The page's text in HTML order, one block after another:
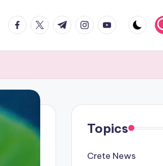
facebook.com
twitter.com
t.me instagram.com
youtube.com
Topics
Crete News